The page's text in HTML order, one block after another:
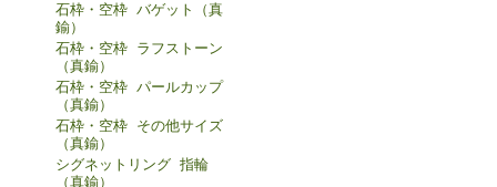
石枠・空枠 バゲット（真
鍮）
石枠・空枠 ラフストーン
（真鍮）
石枠・空枠 パールカップ
（真鍮）
石枠・空枠 その他サイズ
（真鍮）
シグネットリング 指輪
（真鍮）